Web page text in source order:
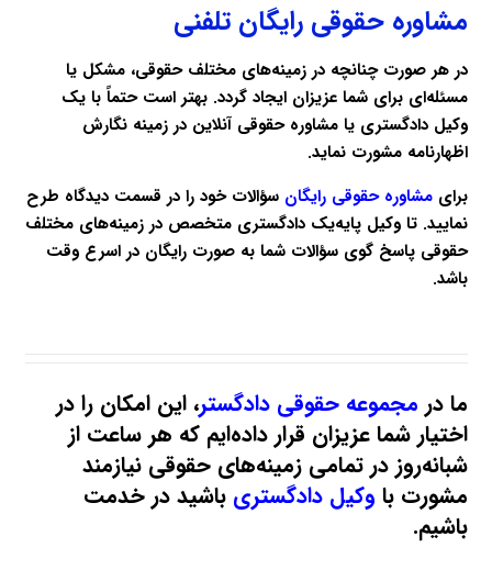
مشاوره حقوقی رایگان تلفنی
در هر صورت چنانچه در زمینه‌های مختلف حقوقی، مشکل یا
مسئله‌ای برای شما عزیزان ایجاد گردد. بهتر است حتماً با یک
وکیل دادگستری یا مشاوره حقوقی آنلاین در زمینه نگارش
اظهارنامه مشورت نماید.
برایمشاوره حقوقی رایگان سؤالات خود را در قسمت دیدگاه طرح
نمایید. تاوکیل پایه‌یک دادگستری متخصص در زمینه‌های مختلف
حقوقی پاسخ گوی سؤالات شما به صورت رایگان در اسرع وقت
باشد.
ما در مجموعه حقوقی دادگستر، این امکان را در
اختیار شما عزیزان قرار داده‌ایم که هر ساعت از
شبانه‌روز در تمامی زمینه‌های حقوقی نیازمند
مشورت با وکیل دادگستریباشید در خدمت
باشیم.